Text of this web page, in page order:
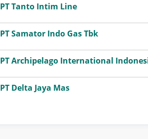
PT Tanto Intim Line
PT Samator Indo Gas Tbk
PT Archipelago International
PT Delta Jaya Mas